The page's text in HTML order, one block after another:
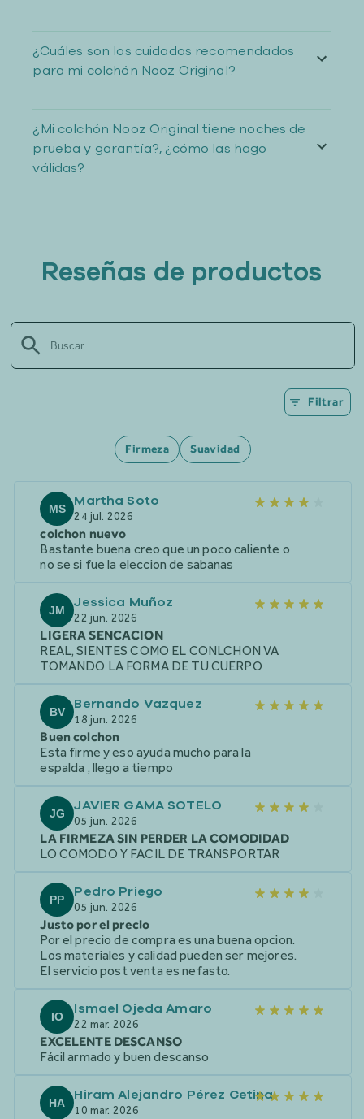
¿Cuáles son los cuidados recomendados
para mi colchón Nooz Original?
¿Mi colchón Nooz Original tiene noches de
prueba y garantía?, ¿cómo las hago
válidas?
Reseñas de productos
Filtrar
Firmeza Suavidad
MS Martha Soto
24 jul. 2026
colchon nuevo
Bastante buena creo que un poco caliente o
no se si fue la eleccion de sabanas
JM Jessica Muñoz
22 jun. 2026
LIGERA SENCACION
REAL, SIENTES COMO EL CONLCHON VA
TOMANDO LA FORMA DE TU CUERPO
BV Bernando Vazquez
18 jun. 2026
Buen colchon
Esta firme y eso ayuda mucho para la
espalda , llego a tiempo
JG JAVIER GAMA SOTELO
05 jun. 2026
LA FIRMEZA SIN PERDER LA COMODIDAD
LO COMODO Y FACIL DE TRANSPORTAR
PP Pedro Priego
05 jun. 2026
Justo por el precio
Por el precio de compra es una buena opcion.
Los materiales y calidad pueden ser mejores.
El servicio post venta es nefasto.
IO Ismael Ojeda Amaro
22 mar. 2026
EXCELENTE DESCANSO
Fácil armado y buen descanso
HA Hiram Alejandro Pérez Cetina
10 mar. 2026